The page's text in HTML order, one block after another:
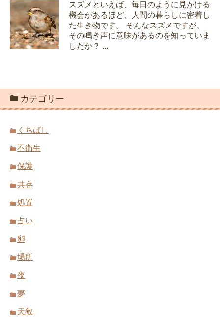
スズメといえば、毎日のように見かける
機会があるほど、人間の暮らしに密着し
た生き物です。 そんなスズメですが、
その鳴き声に意味があるのを知っていま
したか？ ...
カテゴリー
くちばし
不衛生
保護
共存
処置
占い
卵
場所
夜
夢
天敵